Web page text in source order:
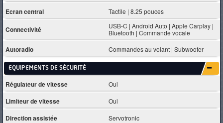
Ecran central Tactile | 8.25 pouces
Connectivité
USB-C | Android Auto | Apple Carplay |
Bluetooth | Commande vocale
Autoradio Commandes au volant | Subwoofer
EQUIPEMENTS DE SÉCURITÉ
Régulateur de vitesse Oui
Limiteur de vitesse Oui
Direction assistée Servotronic